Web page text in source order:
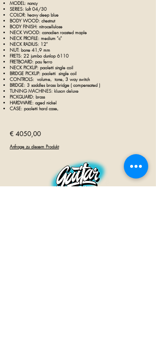
MODEL: nancy
SERIES: loft04/30
COLOR: heavy deep blue
BODY WOOD: chestnut
BODY FINISH: nitrocellulose
NECK WOOD: canadien roasted maple
NECK PROFILE: medium "c"
NECK RADIUS: 12"
NUT: bone 41,9 mm
FRETS: 22 jumbo dunlop 6110
FRETBOARD: pau ferro
NECK PICKUP: paoletti single coil
BRIDGE PICKUP: paoletti single coil
CONTROLS: volume, tone, 3 way switch
BRIDGE: 3 saddles brass bridge ( compensated )
TUNING MACHINES: kluson deluxe
PICKGUARD: brass
HARDWARE: aged nickel
CASE: paoletti hard case,
€ 4050,00
Anfrage zu diesem Produkt